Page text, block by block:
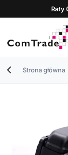
Raty
Strona główna